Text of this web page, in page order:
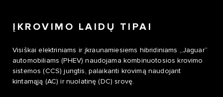
ĮKROVIMO LAIDŲ TIPAI
Visiškai elektriniams ir įkraunamiesiems hibridiniams „Jaguar“
automobiliams (PHEV) naudojama kombinuotosios krovimo
sistemos (CCS) jungtis, palaikanti krovimą naudojant
kintamąją (AC) ir nuolatinę (DC) srovę.